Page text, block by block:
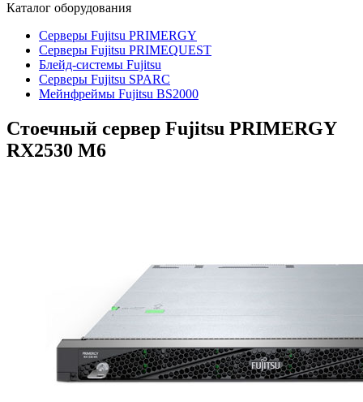
Каталог оборудования
Серверы Fujitsu PRIMERGY
Серверы Fujitsu PRIMEQUEST
Блейд-системы Fujitsu
Серверы Fujitsu SPARC
Мейнфреймы Fujitsu BS2000
Стоечный сервер Fujitsu PRIMERGY
RX2530 M6